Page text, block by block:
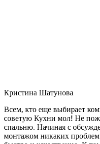
Кристина Шатунова
Всем, кто еще выбирает
советую Кухни мол! Не
спальню. Начиная с
монтажом никаких